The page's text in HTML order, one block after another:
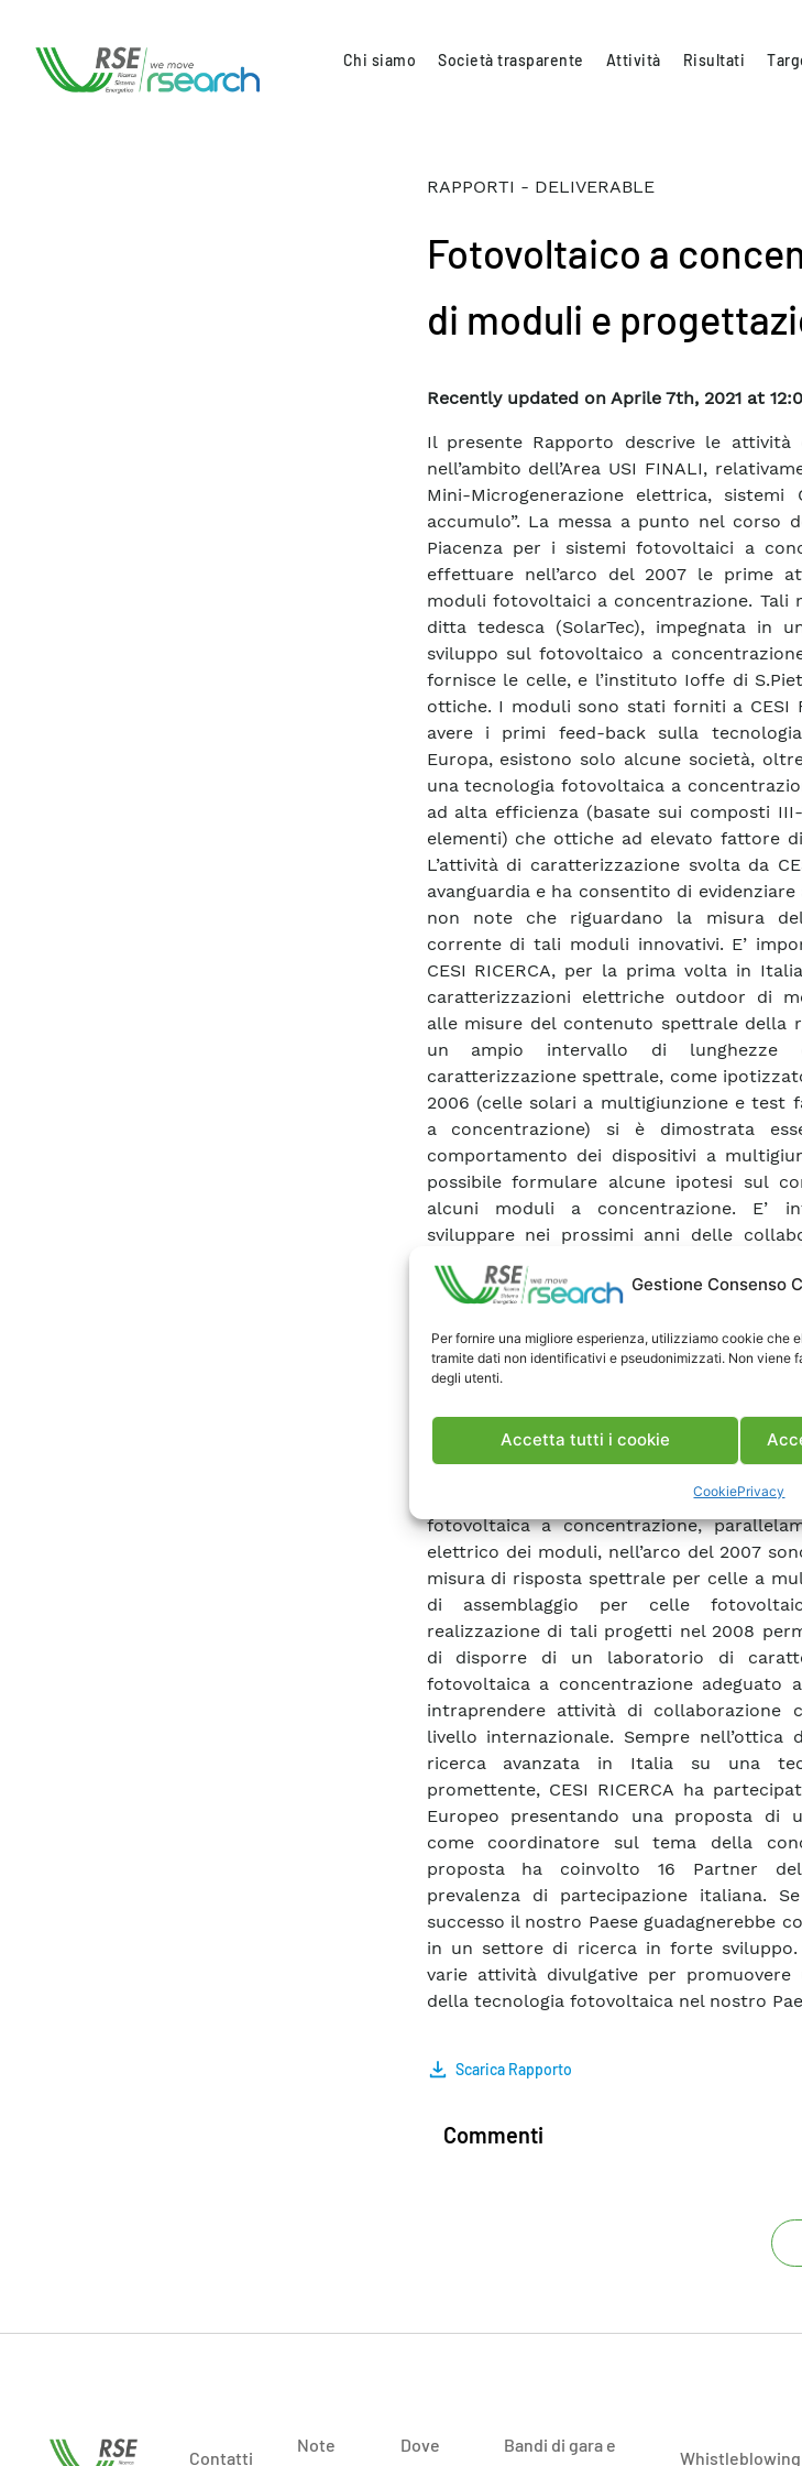
Gestione Consenso
Per fornire una migliore esperienza, utilizziamo cookie che
tramite dati non identificativi e pseudonimizzati. Non viene
degli utenti.
Accetta tutti i cookie
CookiePrivacy
Chi siamo Società trasparente Attività Risultati
RAPPORTI - DELIVERABLE
Fotovoltaico a
di moduli e
Recently updated on Aprile 7th, 2021 at
Il presente Rapporto descrive le
nell’ambito dell’Area USI FINALI,
Mini-Microgenerazione elettrica,
accumulo”. La messa a punto nel corso
Piacenza per i sistemi fotovoltaici a
effettuare nell’arco del 2007 le prime
moduli fotovoltaici a concentrazione.
ditta tedesca (SolarTec), impegnata in
sviluppo sul fotovoltaico a
fornisce le celle, e l’instituto Ioffe di
ottiche. I moduli sono stati forniti a CESI
avere i primi feed-back sulla
Europa, esistono solo alcune società,
una tecnologia fotovoltaica a
ad alta efficienza (basate sui composti
elementi) che ottiche ad elevato fattore
L’attività di caratterizzazione svolta da
avanguardia e ha consentito di
non note che riguardano la misura
corrente di tali moduli innovativi. E’
CESI RICERCA, per la prima volta in
caratterizzazioni elettriche outdoor di
alle misure del contenuto spettrale della
un ampio intervallo di lunghezze
caratterizzazione spettrale, come
2006 (celle solari a multigiunzione e test
a concentrazione) si è dimostrata
comportamento dei dispositivi a
possibile formulare alcune ipotesi sul
alcuni moduli a concentrazione. E’
sviluppare nei prossimi anni delle
campagne di test del contenuto
diverse latitudini sul territorio
determinato la condizione ottimale di
sono stati confrontati con i test indoor
Ioffe Institute (con il simulatore
sottomoduli. E’ stato così possibile
delle lenti utilizzate, del mismatch fra
solari, oltre a evidenziare gli attuali limiti
Per poter effettuare una
fotovoltaica a concentrazione,
elettrico dei moduli, nell’arco del 2007
misura di risposta spettrale per celle a
di assemblaggio per celle
realizzazione di tali progetti nel 2008
di disporre di un laboratorio di
fotovoltaica a concentrazione adeguato
intraprendere attività di
livello internazionale. Sempre
ricerca avanzata in Italia su una
promettente, CESI RICERCA ha
Europeo presentando una proposta di
come coordinatore sul tema della
proposta ha coinvolto 16 Partner
prevalenza di partecipazione italiana.
successo il nostro Paese guadagnerebbe
in un settore di ricerca in forte
varie attività divulgative per promuovere
della tecnologia fotovoltaica nel nostro
Scarica Rapporto
Commenti
Contatti
Note
Dove
Bandi di gara e
Whistleblowing